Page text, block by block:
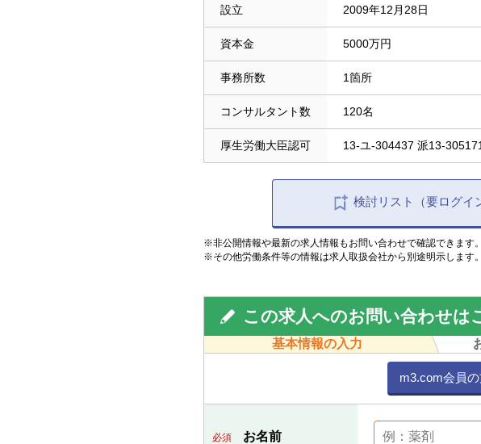
設立 2009年12月28日
資本金 5000万円
事務所数 1箇所
コンサルタント数 120名
厚生労働大臣認可 13-ユ-304437 派13-305171
検討リスト（要ログイ
※非公開情報や最新の求人情報もお問い合わせで確認できます。
※その他労働条件等の情報は求人取扱会社から別途明示します。
この求人へのお問い合わせは
基本情報の入力
m3.com会員
必須 お名前